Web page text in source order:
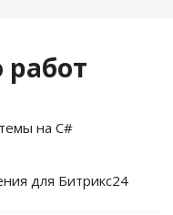
на C#
для Битрикс24